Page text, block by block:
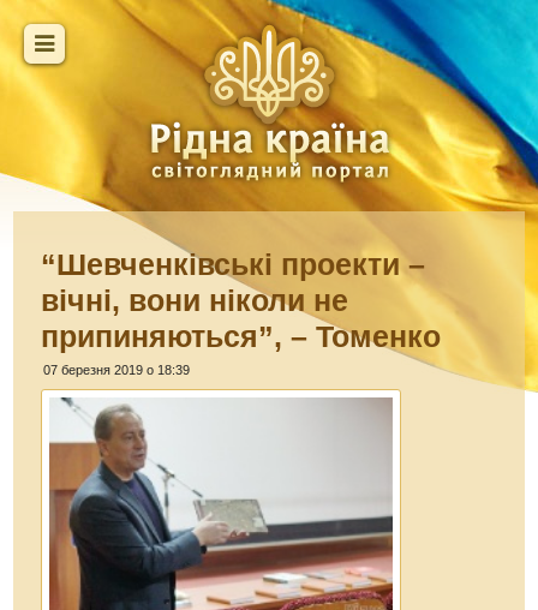
“Шевченківські проекти –
вічні, вони ніколи не
припиняються”, – Томенко
07 березня 2019 о 18:39